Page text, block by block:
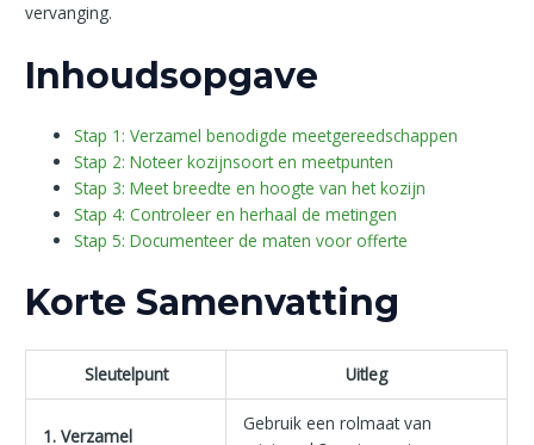
vervanging.
Inhoudsopgave
Stap 1: Verzamel benodigde meetgereedschappen
Stap 2: Noteer kozijnsoort en meetpunten
Stap 3: Meet breedte en hoogte van het kozijn
Stap 4: Controleer en herhaal de metingen
Stap 5: Documenteer de maten voor offerte
Korte Samenvatting
Sleutelpunt Uitleg
1. Verzamel
Gebruik een rolmaat van